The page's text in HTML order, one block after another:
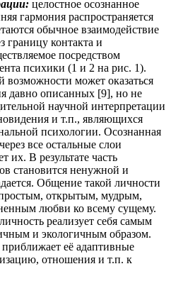
целостное осознанное
гармония распространяется
обычное взаимодействие
границу контакта и
посредством
психики (1 и 2 на рис. 1).
возможности может оказаться
давно описанных [9], но не
научной интерпретации
и т.п., являющихся
психологии. Осознанная
все остальные слои
их. В результате часть
становится ненужной и
Общение такой личности
простым, открытым, мудрым,
любви ко всему сущему.
реализует себя самым
и экологичным образом.
её адаптивные
отношения и т.п. к